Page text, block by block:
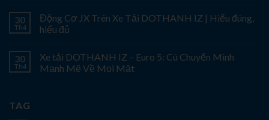
30
Th4
Động Cơ JX Trên Xe Tải DOTHANH IZ | Hiểu đúng,
hiểu đủ
30
Th4
Xe tải DOTHANH IZ – Euro 5: Cú Chuyển Mình
Mạnh Mẽ Về Mọi Mặt
TAG